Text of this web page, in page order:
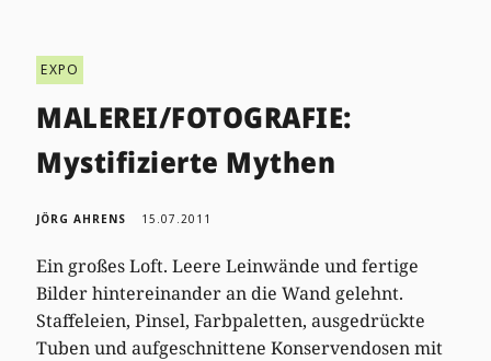
EXPO
MALEREI/FOTOGRAFIE:
Mystifizierte Mythen
JÖRG AHRENS 15.07.2011
Ein großes Loft. Leere Leinwände und fertige
Bilder hintereinander an die Wand gelehnt.
Staffeleien, Pinsel, Farbpaletten, ausgedrückte
Tuben und aufgeschnittene Konservendosen mit